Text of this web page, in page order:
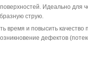
Идеально
струю.
время и повысить
дефектов